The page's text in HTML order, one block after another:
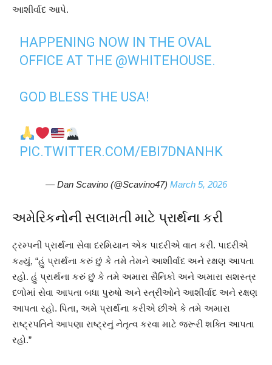
આશીર્વાદ આપે.
HAPPENING NOW IN THE OVAL
OFFICE AT THE @WHITEHOUSE.
GOD BLESS THE USA!
PIC.TWITTER.COM/EBI7DNANHK
— Dan Scavino (@Scavino47) March 5, 2026
અમેરિકનોની સલામતી માટે પ્રાર્થના કરી
ટ્રમ્પની પ્રાર્થના સેવા દરમિયાન એક પાદરીએ વાત કરી. પાદરીએ
કહ્યું, “હું પ્રાર્થના કરું છું કે તમે તેમને આશીર્વાદ અને રક્ષણ આપતા
રહો. હું પ્રાર્થના કરું છું કે તમે અમારા સૈનિકો અને અમારા સશસ્ત્ર
દળોમાં સેવા આપતા બધા પુરુષો અને સ્ત્રીઓને આશીર્વાદ અને રક્ષણ
આપતા રહો. પિતા, અમે પ્રાર્થના કરીએ છીએ કે તમે અમારા
રાષ્ટ્રપતિને આપણા રાષ્ટ્રનું નેતૃત્વ કરવા માટે જરૂરી શક્તિ આપતા
રહો.”